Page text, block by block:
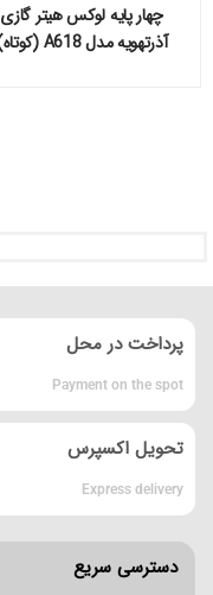
چهار پایه لوکس هیتر گازی
آذرتهویه مدل A618 (کوتاه)
پرداخت در محل
Payment on the spot
تحویل اکسپرس
Express delivery
دسترسی سریع